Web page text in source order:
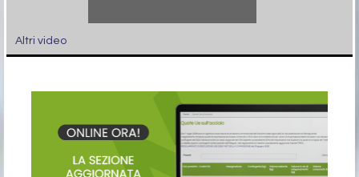
Altri video